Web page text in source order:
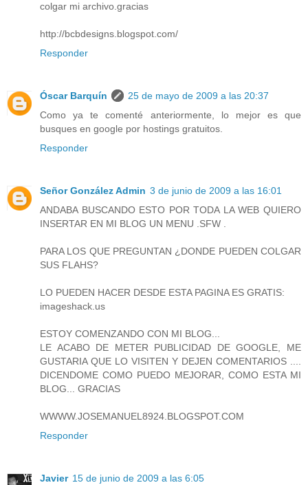
colgar mi archivo.gracias
http://bcbdesigns.blogspot.com/
Responder
Óscar Barquín
25 de mayo de 2009 a las 20:37
Como ya te comenté anteriormente, lo mejor es que
busques en google por hostings gratuitos.
Responder
Señor González Admin 3 de junio de 2009 a las 16:01
ANDABA BUSCANDO ESTO POR TODA LA WEB QUIERO
INSERTAR EN MI BLOG UN MENU .SFW .
PARA LOS QUE PREGUNTAN ¿DONDE PUEDEN COLGAR
SUS FLAHS?
LO PUEDEN HACER DESDE ESTA PAGINA ES GRATIS:
imageshack.us
ESTOY COMENZANDO CON MI BLOG...
LE ACABO DE METER PUBLICIDAD DE GOOGLE, ME
GUSTARIA QUE LO VISITEN Y DEJEN COMENTARIOS ....
DICENDOME COMO PUEDO MEJORAR, COMO ESTA MI
BLOG... GRACIAS
WWWW.JOSEMANUEL8924.BLOGSPOT.COM
Responder
Javier 15 de junio de 2009 a las 6:05